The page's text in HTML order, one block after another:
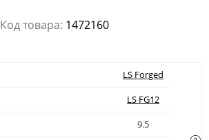
Код товара: 1472160
LS Forged
LS FG12
9.5